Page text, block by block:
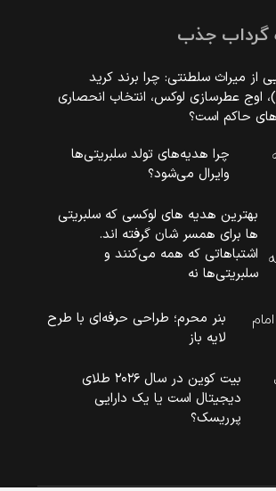
گرداب جذب
از میراث سلطنتی: چرا برند کرید
(Creed)، اوج عطرسازی لوکس، انتخاب انحصاری
حاکم است؟
چرا هدیه‌های تولد سلبریتی‌ها
وایرال می‌شود؟
بهترین هدیه های لوکسی که سلبریتی
ها برای همسر شان گرفته اند.
اشتباهاتی که همه می‌کنند و
سلبریتی‌ها نه
بنر محرم؛ طراحی حرفه‌ای با طرح
لایه باز
بیت کوین در سال ۲۰۲۶ طلای
دیجیتال است یا یک دارایی
پرریسک؟